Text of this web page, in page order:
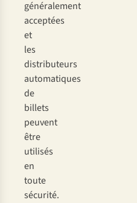
généralement
acceptées
et
les
distributeurs
automatiques
de
billets
peuvent
être
utilisés
en
toute
sécurité.